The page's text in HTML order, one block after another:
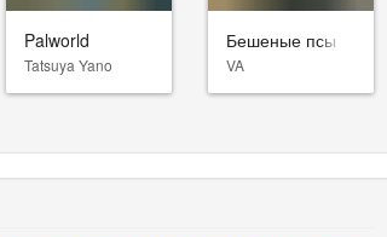
Palworld
Tatsuya Yano
Бешеные псы
VA